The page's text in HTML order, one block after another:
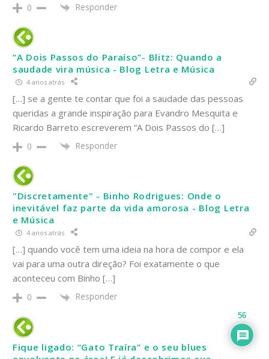
0 Responder
“A Dois Passos do Paraíso”- Blitz: Quando a
saudade vira música - Blog Letra e Música
4 anos atrás
[…] se a gente te contar que foi a saudade das pessoas
queridas a grande inspiração para Evandro Mesquita e
Ricardo Barreto escreverem “A Dois Passos do […]
0 Responder
"Discretamente" - Binho Rodrigues: Onde o
inevitável faz parte da vida amorosa - Blog Letra
e Música
4 anos atrás
[…] quando você tem uma ideia na hora de compor e ela
vai para uma outra direção? Foi exatamente o que
aconteceu com Binho […]
0 Responder
Fique ligado: “Gato Traíra” e o seu blues
56